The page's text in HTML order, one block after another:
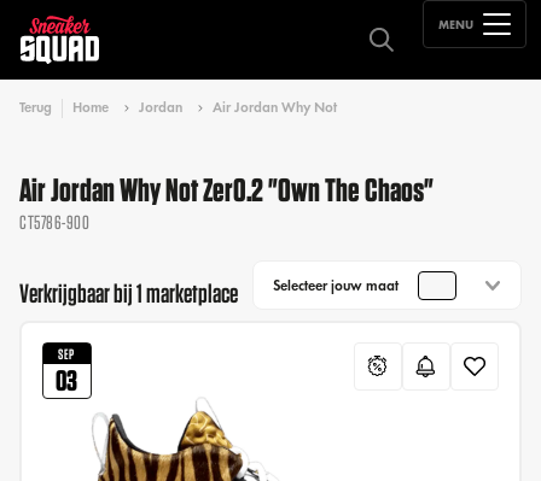
MENU
Terug Home Jordan Air Jordan Why Not
Air Jordan Why Not Zer0.2 "Own The Chaos"
CT5786-900
Verkrijgbaar bij 1 marketplace Selecteer jouw maat
SEP
03